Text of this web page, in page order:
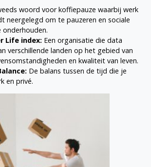
woord voor koffiepauze waarbij werk
neergelegd om te pauzeren en sociale
Life index: Een organisatie die data
verschillende landen op het gebied van
en kwaliteit van leven.
De balans tussen de tijd die je
en privé.